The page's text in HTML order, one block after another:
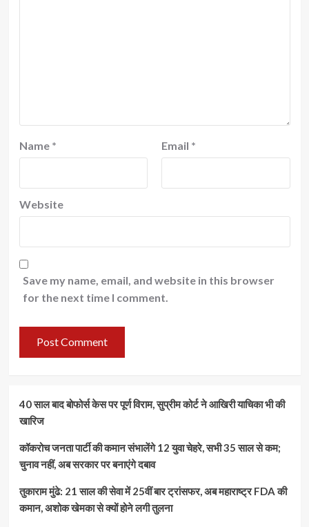
Name * Email *
Website
Save my name, email, and website in this browser
for the next time I comment.
40 साल बाद बोफोर्स केस पर पूर्ण विराम, सुप्रीम कोर्ट ने आखिरी याचिका भी की
खारिज
कॉकरोच जनता पार्टी की कमान संभालेंगे 12 युवा चेहरे, सभी 35 साल से कम;
चुनाव नहीं, अब सरकार पर बनाएंगे दबाव
तुकाराम मुंढे: 21 साल की सेवा में 25वीं बार ट्रांसफर, अब महाराष्ट्र FDA की
कमान, अशोक खेमका से क्यों होने लगी तुलना